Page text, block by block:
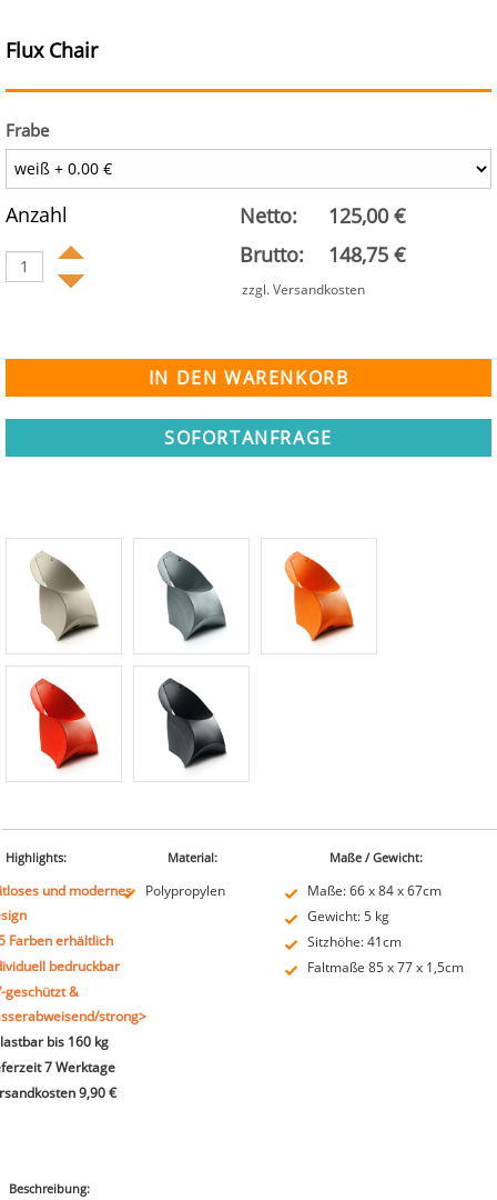
Flux Chair
Frabe
Anzahl Netto:
125,00 €
Brutto:
148,75 €
zzgl. Versandkosten
SOFORTANFRAGE
Highlights:
und modernes
Farben erhältlich
bedruckbar
geschützt &
strong>
bis 160 kg
7 Werktage
9,90 €
Material:
Polypropylen
Maße / Gewicht:
Maße: 66 x 84 x 67cm
Gewicht: 5 kg
Sitzhöhe: 41cm
Faltmaße 85 x 77 x 1,5cm
Beschreibung: